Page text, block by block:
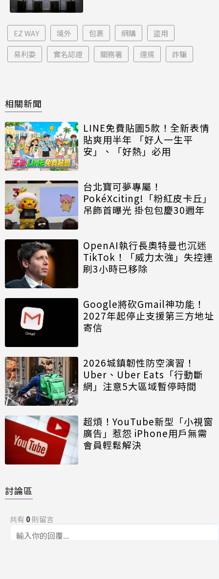
EZ WAY 境外 包裹 網購 盜用
易利委 實名認證 關務署 違規 詐騙
相關新聞
LINE免費貼圖5款！全新表情
貼爽用半年 「好人一生平
安」、「好熱」必用
台北寶可夢專屬！
PokéXciting!「粉紅皮卡丘」
吊飾首曝光 掛包包慶30週年
OpenAI執行長奧特曼也沉迷
TikTok！「威力太強」失控連
刷3小時已移除
Google將砍Gmail神功能！
2027年起停止支援第三方地址
寄信
2026城鎮韌性防空演習！
Uber、Uber Eats「行動斷
網」注意5大區域暫停時間
超煩！YouTube新型「小視窗
廣告」惹怨 iPhone用戶無需
會員輕鬆解決
討論區
共有 0則留言